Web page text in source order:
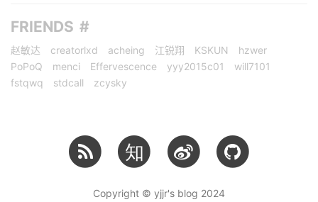
FRIENDS
赵敏达 creatorlxd acheing 江锐翔 KSKUN
hzwer
PoPoQ
menci Effervescence yyy2015c01
will7101
fstqwq
stdcall zcysky
知
Copyright © yjjr's blog 2024